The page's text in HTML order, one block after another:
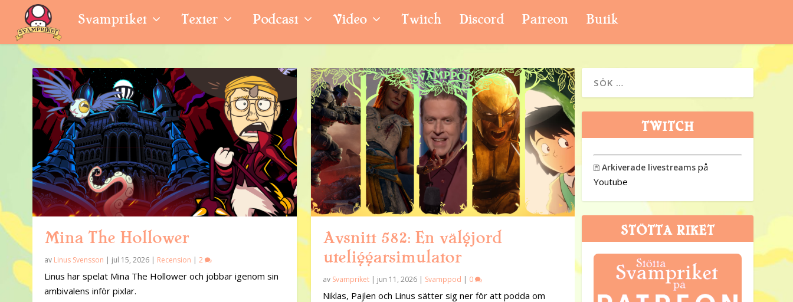
Svampriket Texter Podcast Video Twitch Discord Patreon Butik
Mina The Hollower
av Linus Svensson | jul 15, 2026 | Recension |2
Linus har spelat Mina The Hollower och jobbar igenom sin
ambivalens inför pixlar.
Avsnitt 582: En välgjord
uteliggarsimulator
av Svampriket| jun 11, 2026| Svamppod | 0
Niklas, Pajlen och Linus sätter sig ner för att podda om
TWITCH
 Arkiverade livestreams på
Youtube
STÖTTA RIKET